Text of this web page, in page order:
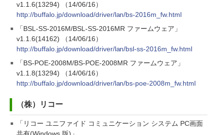
v1.1.6(13294) （14/06/16）
http://buffalo.jp/download/driver/lan/bs-2016m_fw.html
「BSL-SS-2016M/BSL-SS-2016MR ファームウェア」
v1.1.6(14162) （14/06/16）
http://buffalo.jp/download/driver/lan/bsl-ss-2016m_fw.html
「BS-POE-2008M/BS-POE-2008MR ファームウェア」
v1.1.8(13294) （14/06/16）
http://buffalo.jp/download/driver/lan/bs-poe-2008m_fw.html
（株）リコー
「リコー ユニファイド コミュニケーション システム PC画面